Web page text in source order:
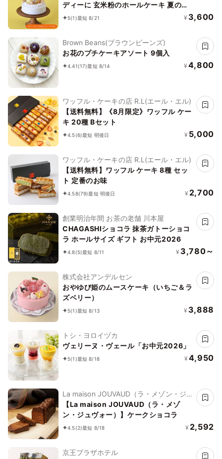
ディーに 玄米粉のホールケーキ 夏の贈
り物に
5(1)最短 8/21 ¥ 3,600
Brown Beans(ブラウンビーンズ)
お花のプチケーキアソート 9個入
4.41(17)最短 8/14 ¥ 4,800
ワッフル・ケーキの店 R.L(エール・エル)
【送料無料】《8月限定》ワッフル ケー
キ 20種 Bセット
4.5(6)最短 明後日 ¥ 5,000
ワッフル・ケーキの店 R.L(エール・エル)
【送料無料】ワッフル ケーキ 8種 セッ
ト 定番のお味
4.58(79)最短 明後日 ¥ 2,700
創業明治年間 お茶の老舗 川本屋
CHAGASHIショコラ 抹茶ガトーショコ
ラ ホールサイズ ギフト お中元2026
4.8(5)最短 8/11 ¥ 3,780～
株式会社アンデルセン
おやゆび姫のムースケーキ（いちご＆ラ
ズベリー）
5(1)最短 8/13 ¥ 3,888
トシ・ヨロイヅカ
ヴェリーヌ・ヴェール「お中元2026」
5(1)最短 8/18 ¥ 4,950
La maison JOUVAUD（ラ・メゾン・ジュ
ヴォー）
【La maison JOUVAUD（ラ・メゾ
ン・ジュヴォー）】ケークショコラ
4.5(2)最短 8/18 ¥ 2,592
京王プラザホテル